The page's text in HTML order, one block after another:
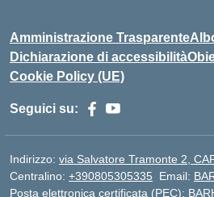
Amministrazione Trasparente
Dichiarazione di accessibilità
Cookie Policy (UE)
Seguici su:
Indirizzo: via Salvatore Tramonte 2,
Centralino: +390805305335 Email:
Posta elettronica certificata (PEC):